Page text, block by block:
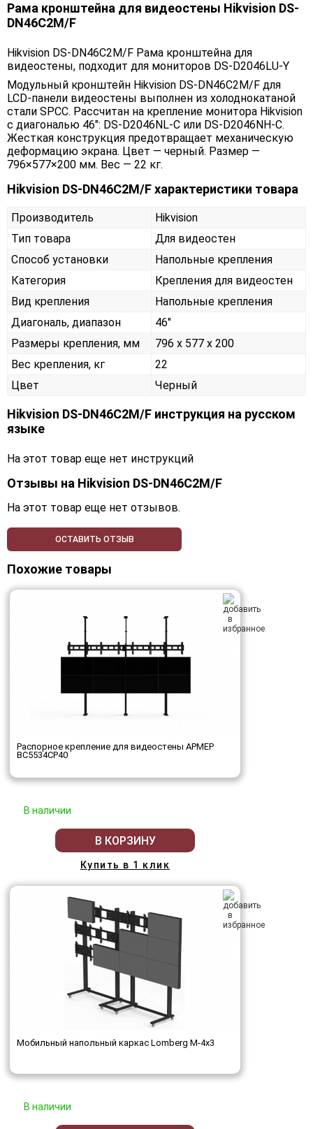
Рама кронштейна для видеостены Hikvision DS-
DN46C2M/F
Hikvision DS-DN46C2M/F Рама кронштейна для
видеостены, подходит для мониторов DS-D2046LU-Y
Модульный кронштейн Hikvision DS-DN46C2M/F для
LCD-панели видеостены выполнен из холоднокатаной
стали SPCC. Рассчитан на крепление монитора Hikvision
с диагональю 46": DS-D2046NL-C или DS-D2046NH-C.
Жесткая конструкция предотвращает механическую
деформацию экрана. Цвет — черный. Размер —
796×577×200 мм. Вес — 22 кг.
Hikvision DS-DN46C2M/F характеристики товара
Производитель
Hikvision
Тип товара
Для видеостен
Способ установки
Напольные крепления
Категория
Крепления для видеостен
Вид крепления
Напольные крепления
Диагональ, диапазон
46"
Размеры крепления, мм
796 x 577 x 200
Вес крепления, кг
22
Цвет
Черный
Hikvision DS-DN46C2M/F инструкция на русском
языке
На этот товар еще нет инструкций
Отзывы на Hikvision DS-DN46C2M/F
На этот товар еще нет отзывов.
ОСТАВИТЬ ОТЗЫВ
Похожие товары
Распорное крепление для видеостены АРМЕР
ВС5534СР40
В наличии
В КОРЗИНУ
Купить в 1 клик
Мобильный напольный каркас Lomberg M-4х3
В наличии